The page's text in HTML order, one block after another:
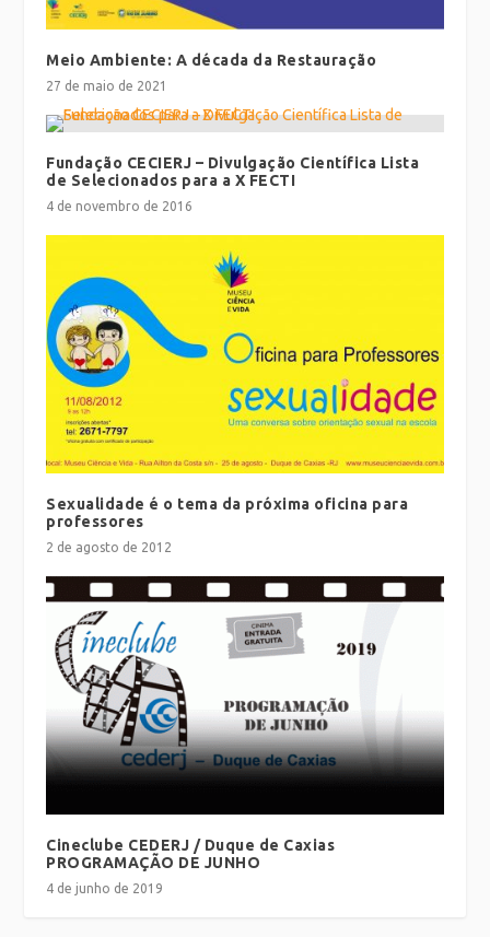
Meio Ambiente: A década da Restauração
27 de maio de 2021
Fundação CECIERJ – Divulgação Científica Lista
de Selecionados para a X FECTI
4 de novembro de 2016
Sexualidade é o tema da próxima oficina para
professores
2 de agosto de 2012
Cineclube CEDERJ / Duque de Caxias
PROGRAMAÇÃO DE JUNHO
4 de junho de 2019